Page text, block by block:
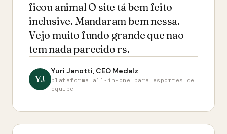
ficou animal O site tá bem feito
inclusive. Mandaram bem nessa.
Vejo muito fundo grande que nao
tem nada parecido rs.
YJ
Yuri Janotti, CEO Medalz
plataforma all-in-one para esportes de
equipe